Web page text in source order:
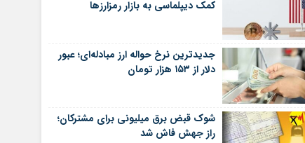
کمک دیپلماسی به بازار رمزارزها
جدیدترین نرخ حواله ارز مبادله‌ای؛ عبور
دلار از ۱۵۳ هزار تومان
شوک قبض برق میلیونی برای مشترکان؛
راز جهش فاش شد